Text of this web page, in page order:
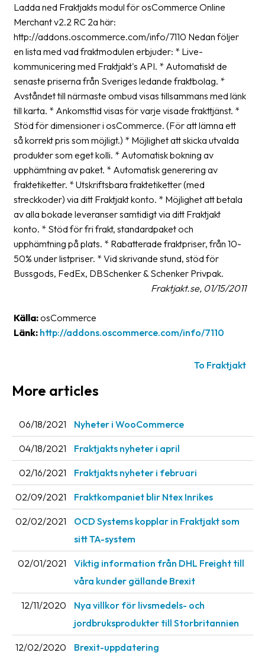
terms
Pickups
Manuals
Downloads
Barcode
scanner
Support
About
the
company
About
Fraktjakt
Media
&
career
Contact
Terms
and
conditions
Privacy
Prohibited
and
Ladda ned Fraktjakts modul för osCommerce Online
Merchant v2.2 RC 2a här:
http://addons.oscommerce.com/info/7110 Nedan följer
en lista med vad fraktmodulen erbjuder: * Live-
kommunicering med Fraktjakt's API. * Automatiskt de
senaste priserna från Sveriges ledande fraktbolag. *
Avståndet till närmaste ombud visas tillsammans med länk
till karta. * Ankomsttid visas för varje visade frakttjänst. *
Stöd för dimensioner i osCommerce. (För att lämna ett
så korrekt pris som möjligt.) * Möjlighet att skicka utvalda
produkter som eget kolli. * Automatisk bokning av
upphämtning av paket. * Automatisk generering av
fraktetiketter. * Utskriftsbara fraktetiketter (med
streckkoder) via ditt Fraktjakt konto. * Möjlighet att betala
av alla bokade leveranser samtidigt via ditt Fraktjakt
konto. * Stöd för fri frakt, standardpaket och
upphämtning på plats. * Rabatterade fraktpriser, från 10-
50% under listpriser. * Vid skrivande stund, stöd för
Bussgods, FedEx, DBSchenker & Schenker Privpak.
Fraktjakt.se, 01/15/2011
Källa:osCommerce
Länk: http://addons.oscommerce.com/info/7110
To Fraktjakt
More articles
06/18/2021 Nyheter i WooCommerce
04/18/2021 Fraktjakts nyheter i april
02/16/2021 Fraktjakts nyheter i februari
02/09/2021 Fraktkompaniet blir Ntex Inrikes
02/02/2021
OCD Systems kopplar in Fraktjakt som
sitt TA-system
02/01/2021
Viktig information från DHL Freight till
våra kunder gällande Brexit
12/11/2020
Nya villkor för livsmedels- och
jordbruksprodukter till Storbritannien
12/02/2020 Brexit-uppdatering